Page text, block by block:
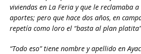
viviendas en La Feria y que le reclamaba
aportes; pero que hace dos años, en
repetía como loro el “basta al plan
“Todo eso” tiene nombre y apellido en